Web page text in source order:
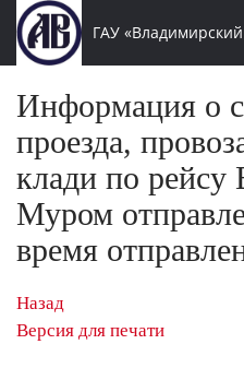
ГАУ «Владимирский
Информация о
проезда,
клади по рейсу
Муром
время
Назад
Версия для печати